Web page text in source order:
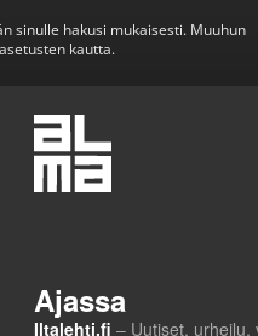
sinulle hakusi mukaisesti. Muuhun
kautta.